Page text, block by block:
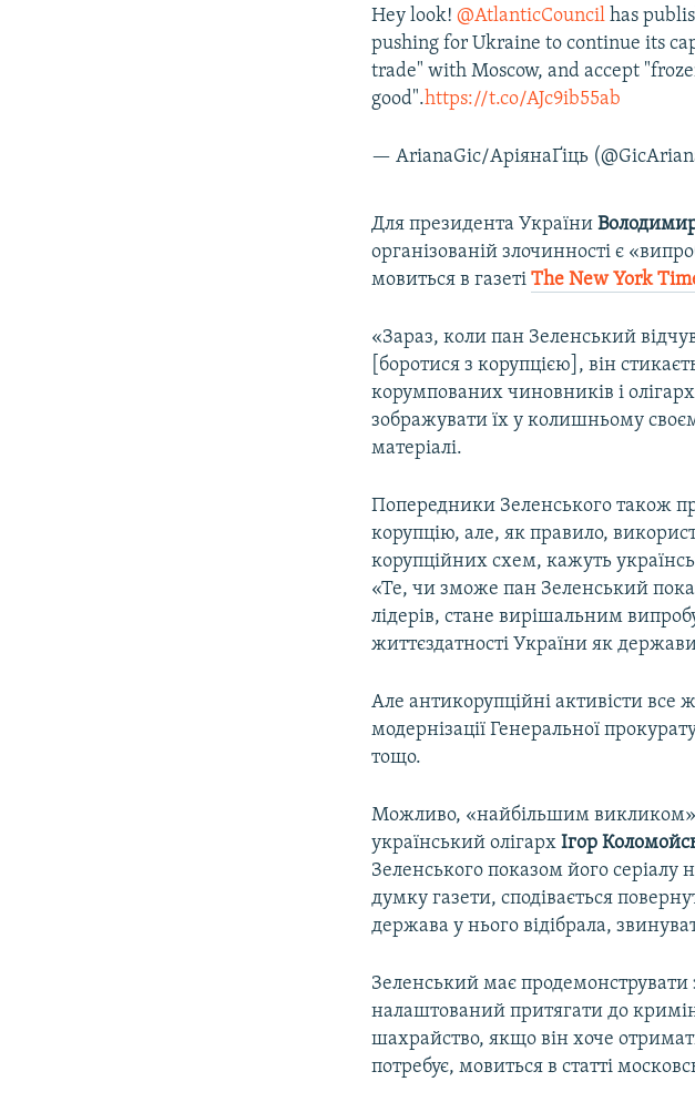
Hey look!@AtlanticCouncil has
pushing for Ukraine to continue its
trade" with Moscow, and accept
good".https://t.co/AJc9ib55ab
— ArianaGic/АріянаҐіць
Для президента України
організованій злочинності є
мовиться в газетіThe New York
«Зараз, коли пан Зеленський
[боротися з корупцією], він
корумпованих чиновників і
зображувати їх у колишньому
матеріалі.
Попередники Зеленського також
корупцію, але, як правило,
корупційних схем, кажуть
«Те, чи зможе пан Зеленський
лідерів, стане вирішальним
життєздатності України як
Але антикорупційні активісти все
модернізації Генеральної
тощо.
Можливо, «найбільшим викликом»
український олігархІгор
Зеленського показом його серіалу
думку газети, сподівається
держава у нього відібрала,
Зеленський має
налаштований притягати до
шахрайство, якщо він хоче
потребує, мовиться в статті